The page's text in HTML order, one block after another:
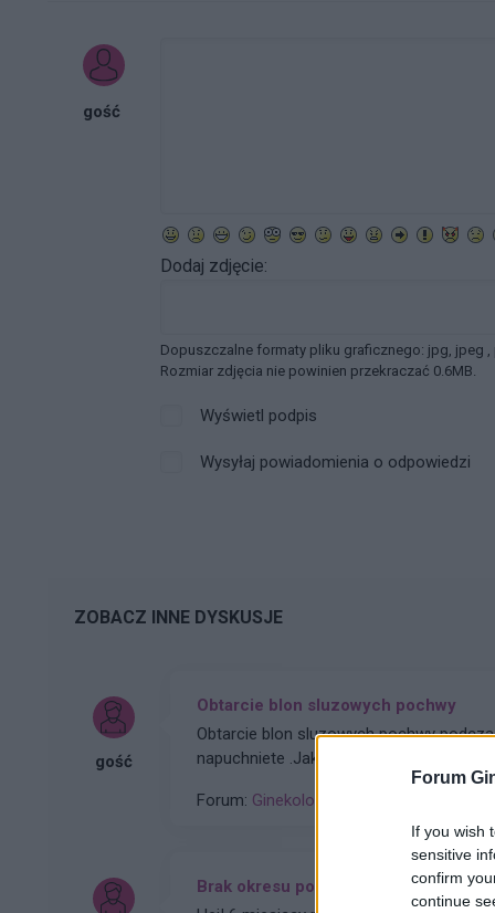
Forum
If you wish
sensitive
confirm
continue
gość
Dodaj zdjęcie:
Dopuszczalne formaty pliku graficznego: jpg, jpeg ,
Rozmiar zdjęcia nie powinien przekraczać 0.6MB.
Wyświetl podpis
Wysyłaj powiadomienia o odpowiedzi
ZOBACZ INNE DYSKUSJE
gość
Obtarcie blon sluzowych pochwy
Obtarcie blon sluzowych pochwy
napuchniete .Jaka masc albo zel
Forum: Ginekologia - forum dla rodziny i
Brak okresu po porodzie